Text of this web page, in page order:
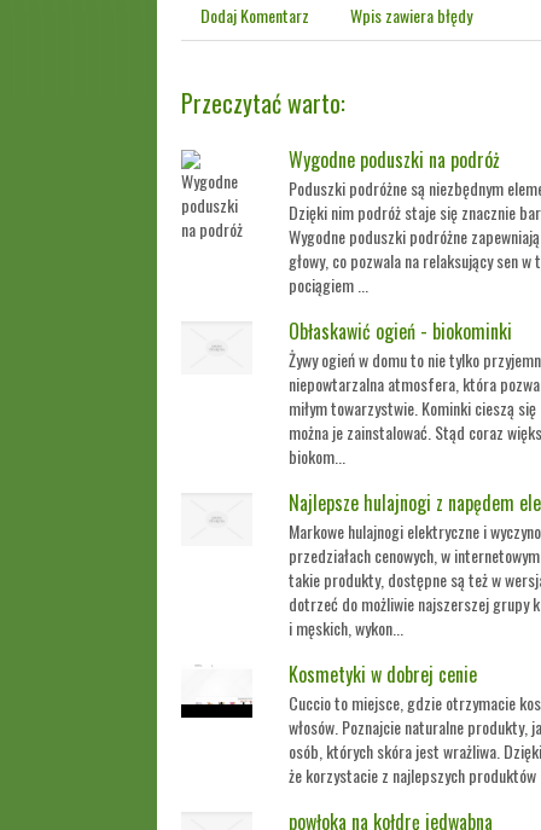
Dodaj Komentarz Wpis zawiera błędy
Przeczytać warto:
Wygodne poduszki na podróż
Poduszki podróżne są niezbędnym
Dzięki nim podróż staje się znacznie
Wygodne poduszki podróżne
głowy, co pozwala na relaksujący sen
pociągiem ...
Obłaskawić ogień - biokominki
Żywy ogień w domu to nie tylko
niepowtarzalna atmosfera, która
miłym towarzystwie. Kominki cieszą
można je zainstalować. Stąd coraz
biokom...
Najlepsze hulajnogi z napędem
Markowe hulajnogi elektryczne i
przedziałach cenowych, w
takie produkty, dostępne są też w
dotrzeć do możliwie najszerszej grupy
i męskich, wykon...
Kosmetyki w dobrej cenie
Cuccio to miejsce, gdzie otrzymacie
włosów. Poznajcie naturalne produkty,
osób, których skóra jest wrażliwa.
że korzystacie z najlepszych
powłoka na kołdrę jedwabna